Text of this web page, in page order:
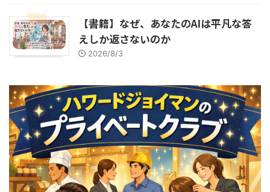
【書籍】なぜ、あなたのAIは平凡な答
えしか返さないのか
2026/8/3